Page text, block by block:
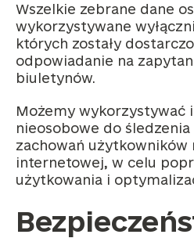
Wszelkie zebrane dane
wykorzystywane
których zostały
odpowiadanie na
biuletynów.
Możemy wykorzystywać
nieosobowe do śledzenia
zachowań użytkowników
internetowej, w celu
użytkowania i